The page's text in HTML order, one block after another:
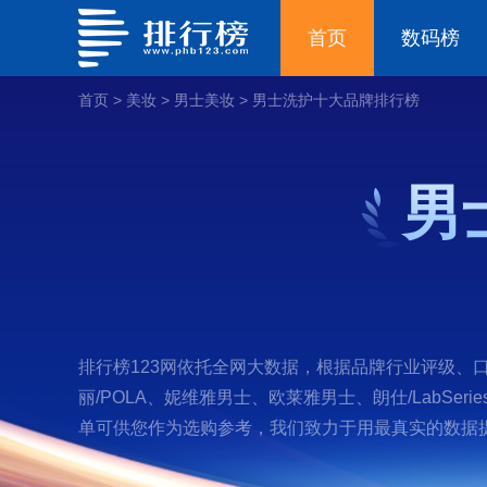
首页 数码榜
首页 > 美妆 > 男士美妆 > 男士洗护十大品牌排行榜
男
排行榜123网依托全网大数据，根据品牌行业评级、
丽/POLA、妮维雅男士、欧莱雅男士、朗仕/
单可供您作为选购参考，我们致力于用最真实的数